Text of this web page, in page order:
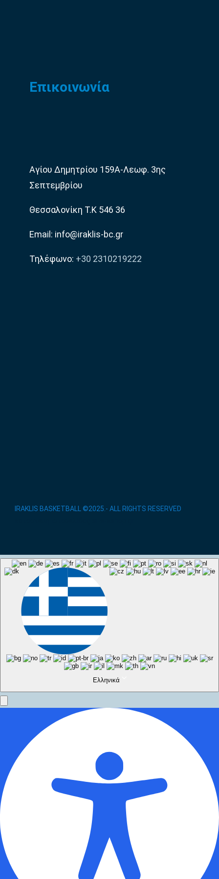
Επικοινωνία
Αγίου Δημητρίου 159Α-Λεωφ. 3ης
Σεπτεμβρίου
Θεσσαλονίκη Τ.Κ 546 36
Email: info@iraklis-bc.gr
Τηλέφωνο: +30 2310219222
IRAKLIS BASKETBALL ©2025.- ALL RIGHTS RESERVED
Ελληνικά